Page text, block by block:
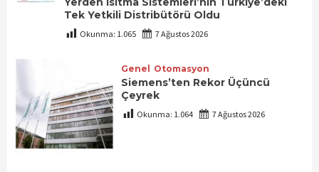
Tek Yetkili Distribütörü Oldu
Okunma: 1.065 7 Ağustos 2026
Genel Otomasyon
Siemens’ten Rekor Üçüncü
Çeyrek
Okunma: 1.064 7 Ağustos 2026